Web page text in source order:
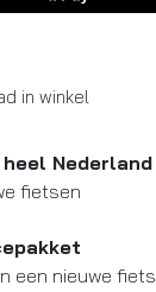
in winkel
Nederland
fietsen
een nieuwe fiets